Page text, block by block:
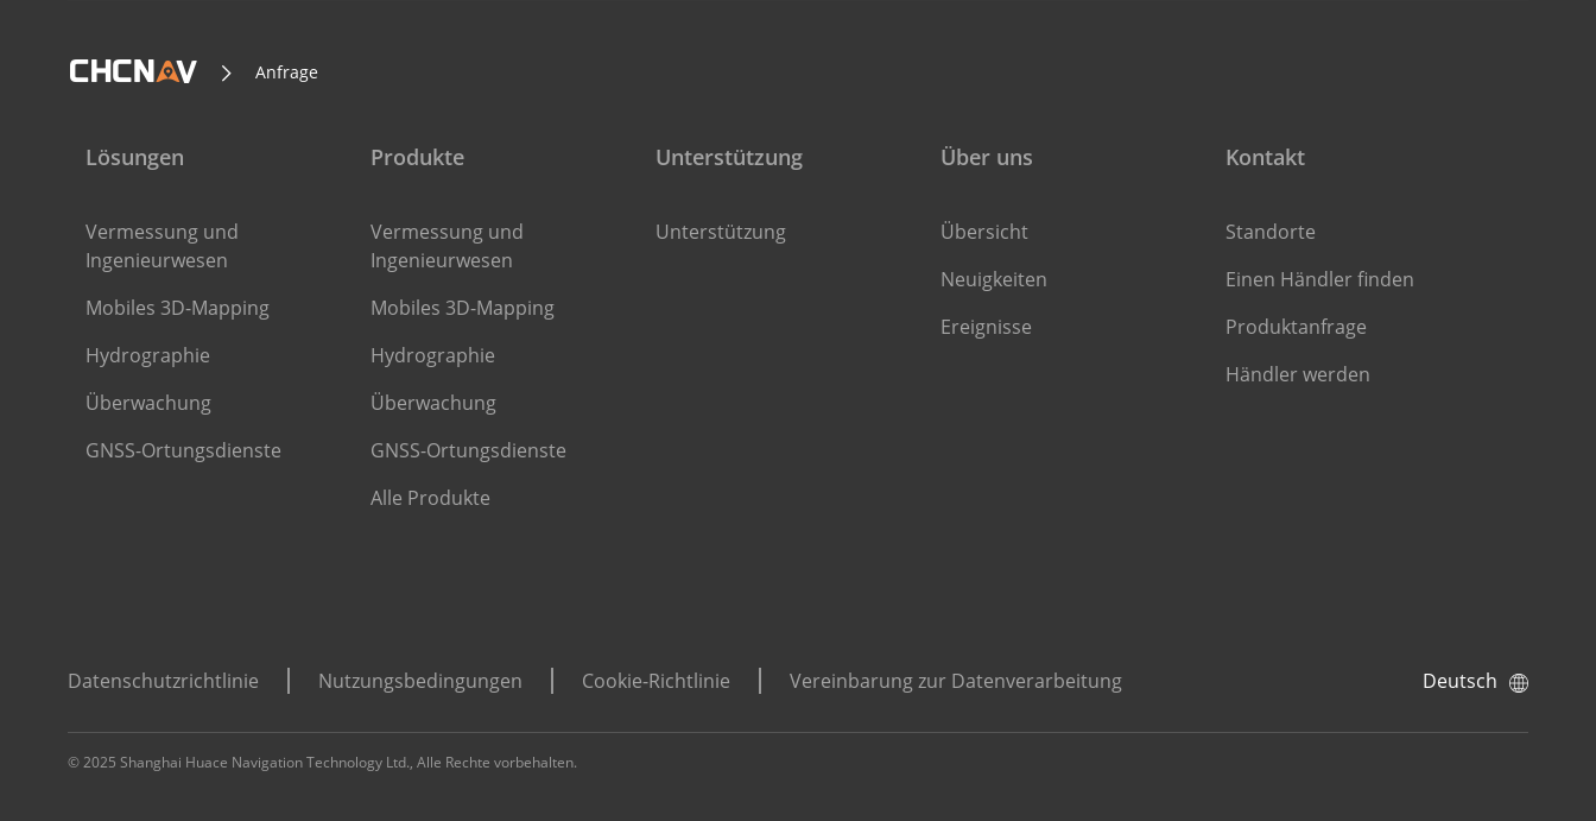
Anfrage
Lösungen
Vermessung und
Ingenieurwesen
Mobiles 3D-Mapping
Hydrographie
Überwachung
GNSS-Ortungsdienste
Produkte
Vermessung und
Ingenieurwesen
Mobiles 3D-Mapping
Hydrographie
Überwachung
GNSS-Ortungsdienste
Alle Produkte
Unterstützung
Unterstützung
Über uns
Übersicht
Neuigkeiten
Ereignisse
Kontakt
Standorte
Einen Händler finden
Produktanfrage
Händler werden
Datenschutzrichtlinie Nutzungsbedingungen Cookie-Richtlinie Vereinbarung zur Datenverarbeitung Deutsch
© 2025 Shanghai Huace Navigation Technology Ltd., Alle Rechte vorbehalten.